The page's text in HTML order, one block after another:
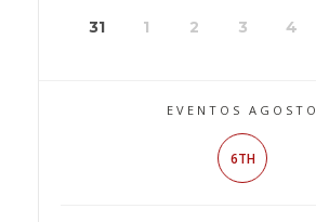
31 1 2 3 4
EVENTOS AGOSTO
6TH